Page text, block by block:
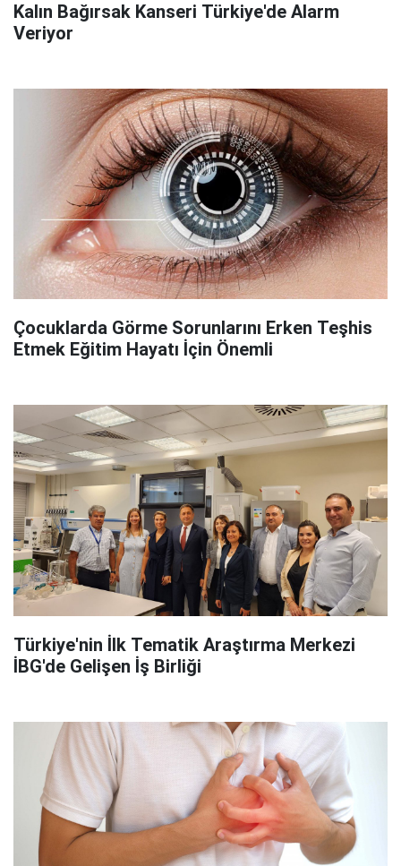
Kalın Bağırsak Kanseri Türkiye'de Alarm
Veriyor
Çocuklarda Görme Sorunlarını Erken Teşhis
Etmek Eğitim Hayatı İçin Önemli
Türkiye'nin İlk Tematik Araştırma Merkezi
İBG'de Gelişen İş Birliği